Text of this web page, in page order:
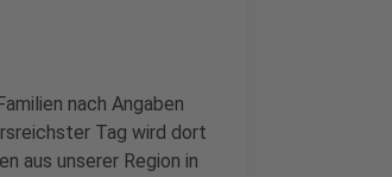
nach Angaben
Tag wird dort
aus unserer Region in